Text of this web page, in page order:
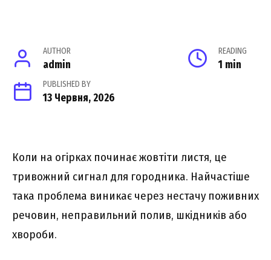
AUTHOR
admin
READING
1 min
PUBLISHED BY
13 Червня, 2026
Коли на огірках починає жовтіти листя, це
тривожний сигнал для городника. Найчастіше
така проблема виникає через нестачу поживних
речовин, неправильний полив, шкідників або
хвороби.